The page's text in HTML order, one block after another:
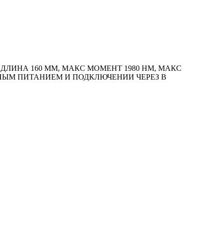
160 ММ, МАКС МОМЕНТ 1980 HM, МАКС
ПИТАНИЕМ И ПОДКЛЮЧЕНИИ ЧЕРЕЗ В